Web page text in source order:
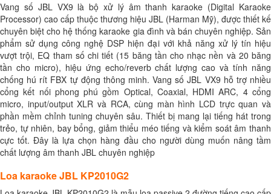
Vang số JBL VX9 là bộ xử lý âm thanh karaoke (Digital Karaoke
Processor) cao cấp thuộc thương hiệu JBL (Harman Mỹ), được thiết kế
chuyên biệt cho hệ thống karaoke gia đình và bán chuyên nghiệp. Sản
phẩm sử dụng công nghệ DSP hiện đại với khả năng xử lý tín hiệu
vượt trội, EQ tham số chi tiết (15 băng tần cho nhạc nền và 20 băng
tần cho micro), hiệu ứng echo/reverb chất lượng cao và tính năng
chống hú rít FBX tự động thông minh. Vang số JBL VX9 hỗ trợ nhiều
cổng kết nối phong phú gồm Optical, Coaxial, HDMI ARC, 4 cổng
micro, input/output XLR và RCA, cùng màn hình LCD trực quan và
phần mềm chỉnh tuning chuyên sâu. Thiết bị mang lại tiếng hát trong
trẻo, tự nhiên, bay bổng, giảm thiểu méo tiếng và kiểm soát âm thanh
cực tốt. Đây là lựa chọn hàng đầu cho người dùng muốn nâng tầm
chất lượng âm thanh JBL chuyên nghiệp
Loa karaoke JBL KP2010G2